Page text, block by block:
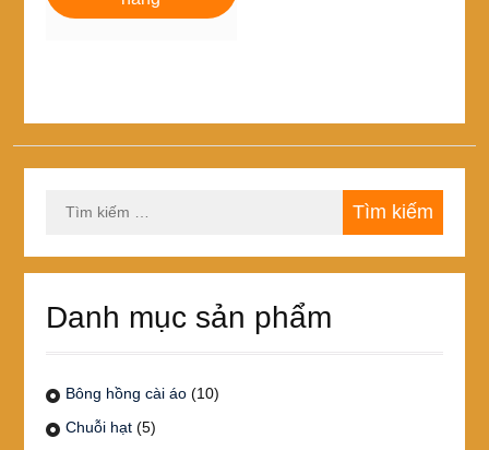
90,000₫.
kiếm
Danh mục sản phẩm
Bông hồng cài áo (10)
Chuỗi hạt (5)